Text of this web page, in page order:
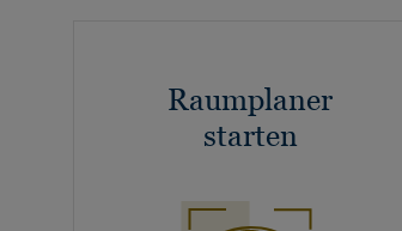
Raumplaner
starten